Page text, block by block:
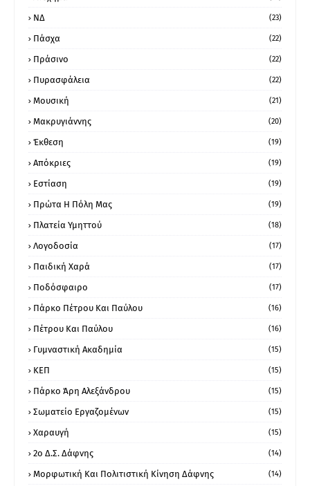
ΝΔ (23)
Πάσχα (22)
Πράσινο (22)
Πυρασφάλεια (22)
Μουσική (21)
Μακρυγιάννης (20)
Έκθεση (19)
Απόκριες (19)
Εστίαση (19)
Πρώτα Η Πόλη Μας (19)
Πλατεία Υμηττού (18)
Λογοδοσία (17)
Παιδική Χαρά (17)
Ποδόσφαιρο (17)
Πάρκο Πέτρου Και Παύλου (16)
Πέτρου Και Παύλου (16)
Γυμναστική Ακαδημία (15)
ΚΕΠ (15)
Πάρκο Άρη Αλεξάνδρου (15)
Σωματείο Εργαζομένων (15)
Χαραυγή (15)
2ο Δ.Σ. Δάφνης (14)
Μορφωτική Και Πολιτιστική Κίνηση Δάφνης (14)